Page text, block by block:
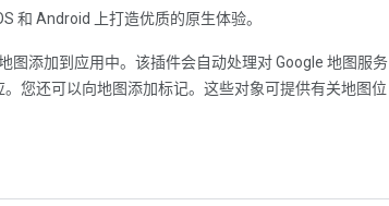
和 Android 上打造优质的原生体验。
图添加到应用中。该插件会自动处理对 Google 地图服务
您还可以向地图添加标记。这些对象可提供有关地图位